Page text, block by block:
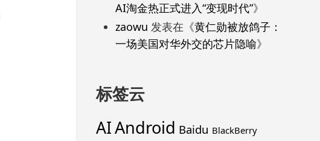
AI淘金热正式进入“变现时代”》
zaowu 发表在《黄仁勋被放鸽子：
一场美国对华外交的芯片隐喻》
标签云
AIAndroid Baidu BlackBerry